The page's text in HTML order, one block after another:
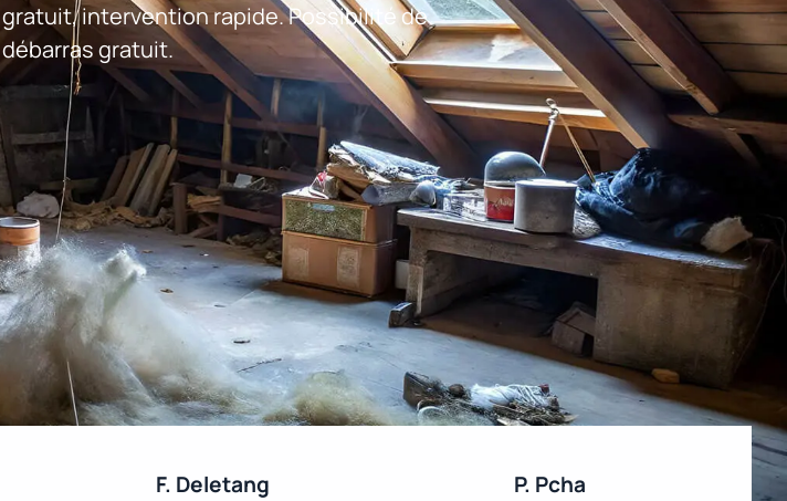
gratuit, intervention rapide. Possibilité de
débarras gratuit.
F. Deletang P. Pcha